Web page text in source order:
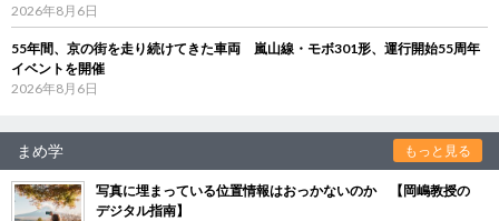
2026年8月6日
55年間、京の街を走り続けてきた車両 嵐山線・モボ301形、運行開始55周年
イベントを開催
2026年8月6日
まめ学 もっと見る
写真に埋まっている位置情報はおっかないのか 【岡嶋教授の
デジタル指南】